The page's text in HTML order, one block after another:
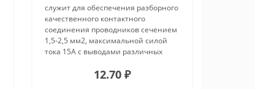
служит для обеспечения разборного
качественного контактного
соединения проводников сечением
1,5-2,5 мм2, максимальной силой
тока 15А с выводами различных
устройств. Ширина контактной
12.70 ₽